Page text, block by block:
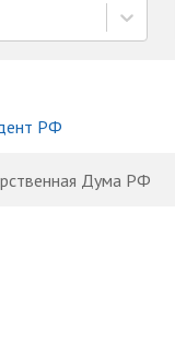
РФ
Дума РФ